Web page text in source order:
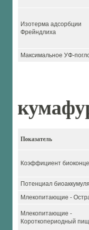
Изотерма адсорбции
Фрейндлиха
Максимальное УФ-
Показатель
Коэффициент
Потенциал
Млекопитающие -
Млекопитающие -
Короткопериодный